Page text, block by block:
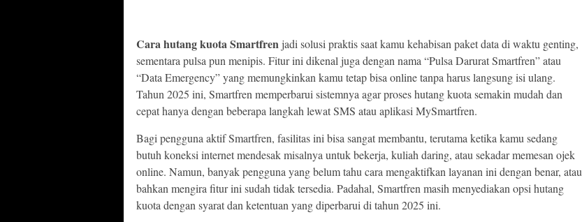
Cara hutang kuota Smartfren jadi solusi praktis saat kamu kehabisan paket data di waktu genting,
sementara pulsa pun menipis. Fitur ini dikenal juga dengan nama “Pulsa Darurat Smartfren” atau
“Data Emergency” yang memungkinkan kamu tetap bisa online tanpa harus langsung isi ulang.
Tahun 2025 ini, Smartfren memperbarui sistemnya agar proses hutang kuota semakin mudah dan
cepat hanya dengan beberapa langkah lewat SMS atau aplikasi MySmartfren.
Bagi pengguna aktif Smartfren, fasilitas ini bisa sangat membantu, terutama ketika kamu sedang
butuh koneksi internet mendesak misalnya untuk bekerja, kuliah daring, atau sekadar memesan ojek
online. Namun, banyak pengguna yang belum tahu cara mengaktifkan layanan ini dengan benar, atau
bahkan mengira fitur ini sudah tidak tersedia. Padahal, Smartfren masih menyediakan opsi hutang
kuota dengan syarat dan ketentuan yang diperbarui di tahun 2025 ini.